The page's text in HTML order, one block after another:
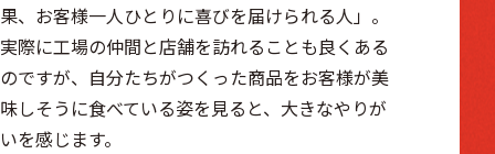
果、お客様一人ひとりに喜びを届けられる人」。
実際に工場の仲間と店舗を訪れることも良くある
のですが、自分たちがつくった商品をお客様が美
味しそうに食べている姿を見ると、大きなやりが
いを感じます。